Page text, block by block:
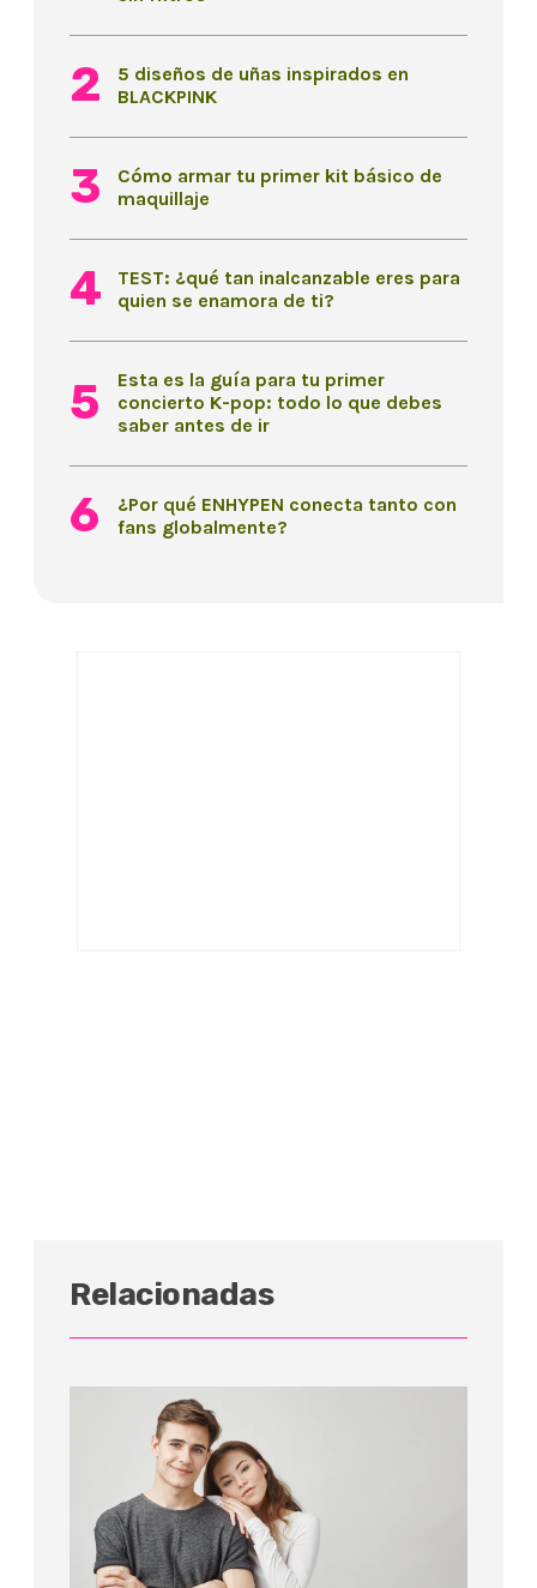
5 diseños de uñas inspirados en
BLACKPINK
Cómo armar tu primer kit básico de
maquillaje
TEST: ¿qué tan inalcanzable eres para
quien se enamora de ti?
Esta es la guía para tu primer
concierto K-pop: todo lo que debes
saber antes de ir
¿Por qué ENHYPEN conecta tanto con
fans globalmente?
Relacionadas